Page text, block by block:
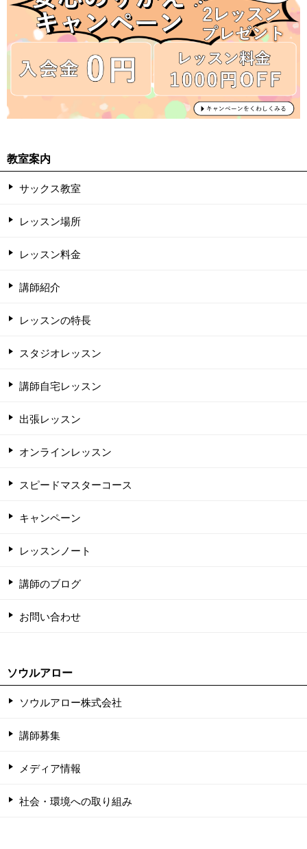
教室案内
サックス教室
レッスン場所
レッスン料金
講師紹介
レッスンの特長
スタジオレッスン
講師自宅レッスン
出張レッスン
オンラインレッスン
スピードマスターコース
キャンペーン
レッスンノート
講師のブログ
お問い合わせ
ソウルアロー
ソウルアロー株式会社
講師募集
メディア情報
社会・環境への取り組み